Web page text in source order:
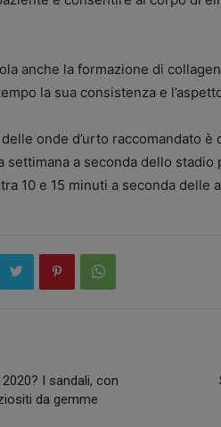
anche la formazione di
la sua consistenza e
onde d’urto raccomandato è
settimana a seconda dello
10 e 15 minuti a seconda delle
I sandali, con
da gemme